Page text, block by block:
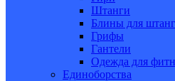
Штанги
Блины для
Грифы
Гантели
Одежда для
Единоборства